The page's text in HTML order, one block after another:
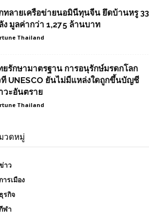
ทลายเครือข่ายนอมินีทุนจีน ยึดบ้านหรู 33
ง มูลค่ากว่า 1,275 ล้านบาท
Thailand
ยรักษามาตรฐาน การอนุรักษ์มรดกโลก
ที UNESCO ยันไม่มีแหล่งใดถูกขึ้นบัญชี
วะอันตราย
Thailand
วดหมู่
าว
ารเมือง
ธุรกิจ
ฬา